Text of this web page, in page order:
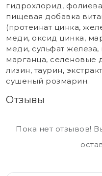
гидрохлорид,
пищевая добавка
(протеинат цинка,
меди, оксид цинка,
меди, сульфат железа,
марганца, селеновые
лизин, таурин,
сушеный розмарин.
Отзывы
Пока нет отзывов!